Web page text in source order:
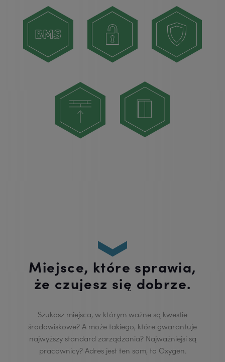
Miejsce, które sprawia,
że czujesz się dobrze.
Szukasz miejsca, w którym ważne są kwestie
środowiskowe? A może takiego, które gwarantuje
najwyższy standard zarządzania? Najważniejsi są
pracownicy? Adres jest ten sam, to Oxygen.